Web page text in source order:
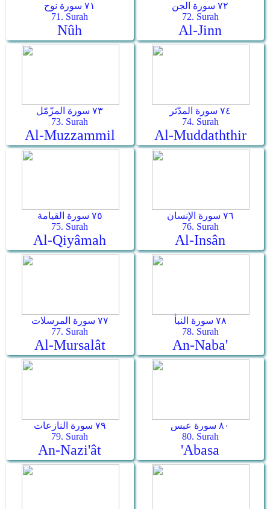
٧١ سورة نوح
71. Surah
Nûh
٧٢ سورة الجن
72. Surah
Al-Jinn
٧٣ سورة المزّمّل
73. Surah
Al-Muzzammil
٧٤ سورة المدّثر
74. Surah
Al-Muddaththir
٧٥ سورة القيامة
75. Surah
Al-Qiyâmah
٧٦ سورة الإنسان
76. Surah
Al-Insân
٧٧ سورة المرسلات
77. Surah
Al-Mursalât
٧٨ سورة النبأ
78. Surah
An-Naba'
٧٩ سورة النازعات
79. Surah
An-Nazi'ât
٨٠ سورة عبس
80. Surah
'Abasa